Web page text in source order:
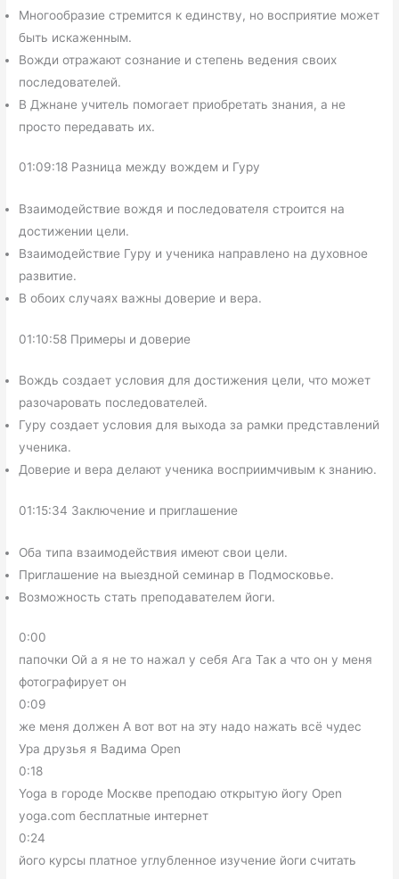
Многообразие стремится к единству, но восприятие может
быть искаженным.
Вожди отражают сознание и степень ведения своих
последователей.
В Джнане учитель помогает приобретать знания, а не
просто передавать их.
01:09:18 Разница между вождем и Гуру
Взаимодействие вождя и последователя строится на
достижении цели.
Взаимодействие Гуру и ученика направлено на духовное
развитие.
В обоих случаях важны доверие и вера.
01:10:58 Примеры и доверие
Вождь создает условия для достижения цели, что может
разочаровать последователей.
Гуру создает условия для выхода за рамки представлений
ученика.
Доверие и вера делают ученика восприимчивым к знанию.
01:15:34 Заключение и приглашение
Оба типа взаимодействия имеют свои цели.
Приглашение на выездной семинар в Подмосковье.
Возможность стать преподавателем йоги.
0:00
папочки Ой а я не то нажал у себя Ага Так а что он у меня
фотографирует он
0:09
же меня должен А вот вот на эту надо нажать всё чудес
Ура друзья я Вадима Open
0:18
Yoga в городе Москве преподаю открытую йогу Open
yoga.com бесплатные интернет
0:24
його курсы платное углубленное изучение йоги считать